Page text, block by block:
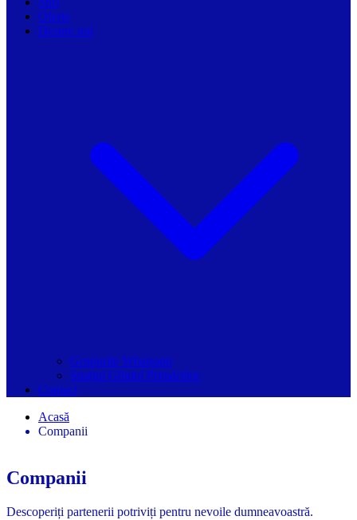
Oferte
Despre noi
Grupurile Whatsapp
Spațiul Ghidul Primăriilor
Contact
Acasă
Companii
Companii
Descoperiți partenerii potriviți pentru nevoile dumneavoastră.